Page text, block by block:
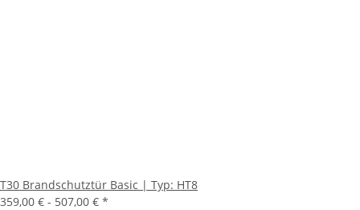
T30 Brandschutztür Basic | Typ: HT8
359,00 € - 507,00 € *